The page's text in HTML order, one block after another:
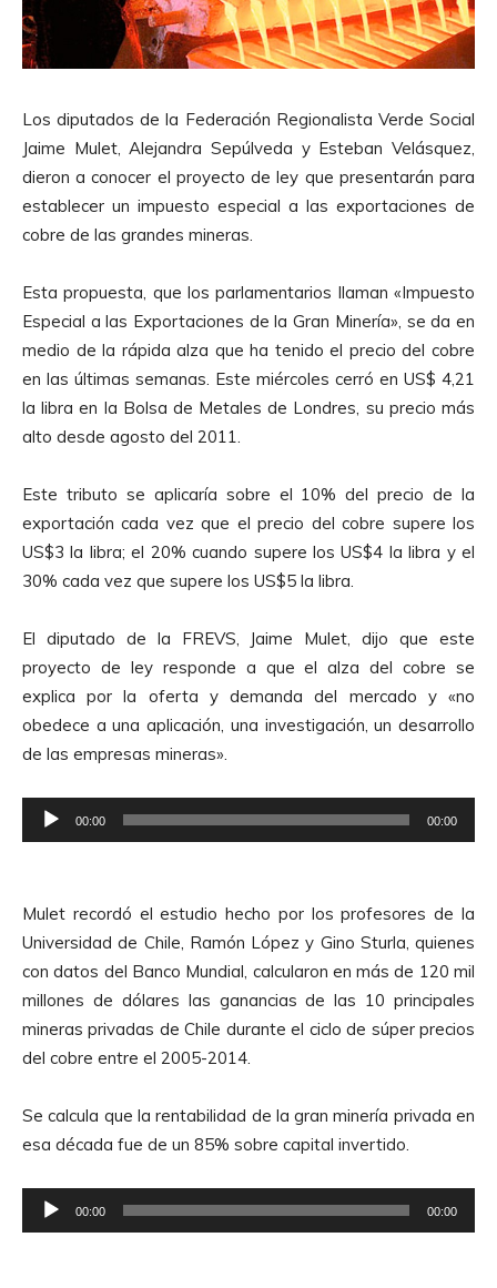
Los diputados de la Federación Regionalista Verde Social
Jaime Mulet, Alejandra Sepúlveda y Esteban Velásquez,
dieron a conocer el proyecto de ley que presentarán para
establecer un impuesto especial a las exportaciones de
cobre de las grandes mineras.
Esta propuesta, que los parlamentarios llaman «Impuesto
Especial a las Exportaciones de la Gran Minería», se da en
medio de la rápida alza que ha tenido el precio del cobre
en las últimas semanas. Este miércoles cerró en US$ 4,21
la libra en la Bolsa de Metales de Londres, su precio más
alto desde agosto del 2011.
Este tributo se aplicaría sobre el 10% del precio de la
exportación cada vez que el precio del cobre supere los
US$3 la libra; el 20% cuando supere los US$4 la libra y el
30% cada vez que supere los US$5 la libra.
El diputado de la FREVS, Jaime Mulet, dijo que este
proyecto de ley responde a que el alza del cobre se
explica por la oferta y demanda del mercado y «no
obedece a una aplicación, una investigación, un desarrollo
de las empresas mineras».
e
o
d
u
c
t
o
d
e
A
00:00 00:00
Mulet recordó el estudio hecho por los profesores de la
Universidad de Chile, Ramón López y Gino Sturla, quienes
con datos del Banco Mundial, calcularon en más de 120 mil
millones de dólares las ganancias de las 10 principales
mineras privadas de Chile durante el ciclo de súper precios
del cobre entre el 2005-2014.
Se calcula que la rentabilidad de la gran minería privada en
esa década fue de un 85% sobre capital invertido.
e
00:00 00:00